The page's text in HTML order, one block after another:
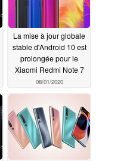
La mise à jour globale
stable d'Android 10 est
prolongée pour le
Xiaomi Redmi Note 7
08/01/2020